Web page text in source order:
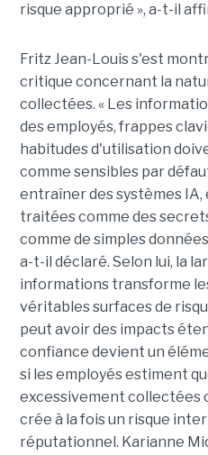
risque approprié », a-t-il
Fritz Jean-Louis s'est
critique concernant la
collectées. « Les
des employés, frappes
habitudes d'utilisation
comme sensibles par
entraîner des systèmes
traitées comme des
comme de simples
a-t-il déclaré. Selon lui, la
informations transforme
véritables surfaces de
peut avoir des impacts
confiance devient un
si les employés estiment
excessivement collectées
crée à la fois un risque
réputationnel. Karianne